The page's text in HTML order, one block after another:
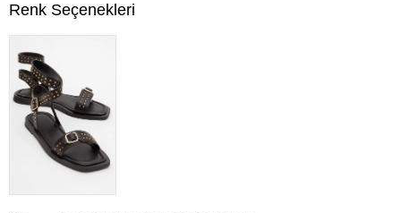
Renk Seçenekleri